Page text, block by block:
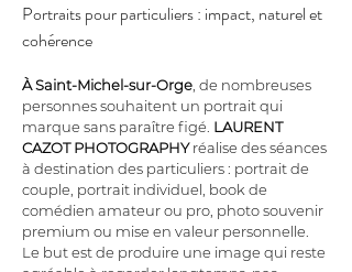
Portraits pour particuliers : impact, naturel et
cohérence
À Saint-Michel-sur-Orge , de nombreuses
personnes souhaitent un portrait qui
marque sans paraître figé. LAURENT
CAZOT PHOTOGRAPHY réalise des séances
à destination des particuliers : portrait de
couple, portrait individuel, book de
comédien amateur ou pro, photo souvenir
premium ou mise en valeur personnelle.
Le but est de produire une image qui reste